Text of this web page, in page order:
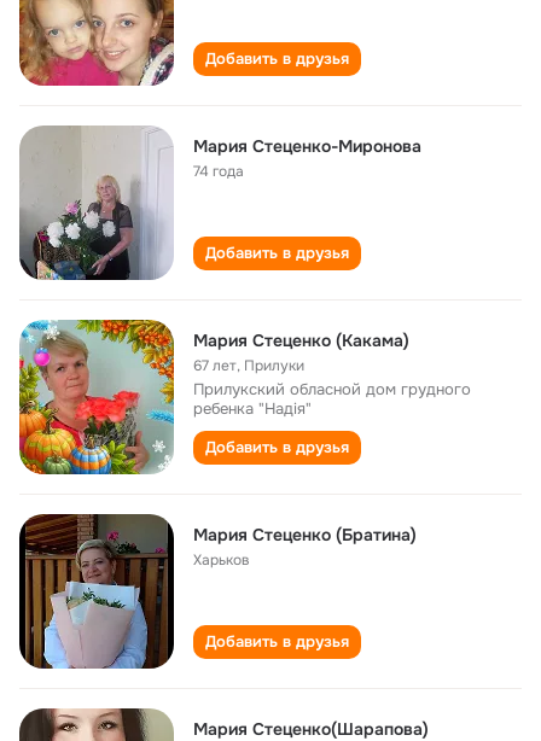
Добавить в друзья
Мария Стеценко-Миронова
74 года
Добавить в друзья
Мария Стеценко (Какама)
67 лет, Прилуки
Прилукский обласной дом грудного
ребенка "Надія"
Добавить в друзья
Мария Стеценко (Братина)
Харьков
Добавить в друзья
Мария Стеценко(Шарапова)